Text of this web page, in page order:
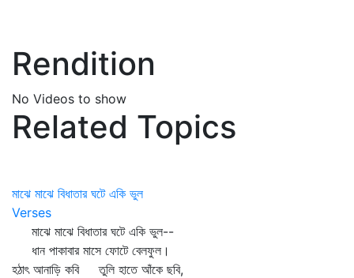
Rendition
No Videos to show
Related Topics
মাঝে মাঝে বিধাতার ঘটে একি ভুল
Verses
মাঝে মাঝে বিধাতার ঘটে একি ভুল--
ধান পাকাবার মাসে ফোটে বেলফুল।
হঠাৎ আনাড়ি কবি তুলি হাতে আঁকে ছবি,